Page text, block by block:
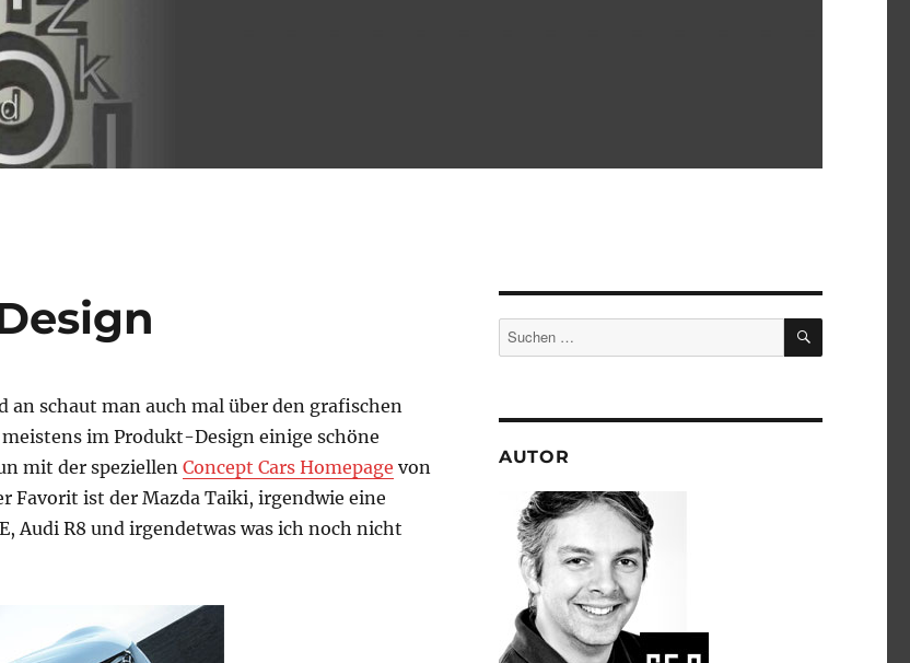
an schaut man auch mal über den grafischen
im Produkt-Design einige schöne
mit der speziellen Concept Cars Homepage von
Favorit ist der Mazda Taiki, irgendwie eine
Audi R8 und irgendetwas was ich noch nicht
Suchen
nach:
SUCHEN
AUTOR